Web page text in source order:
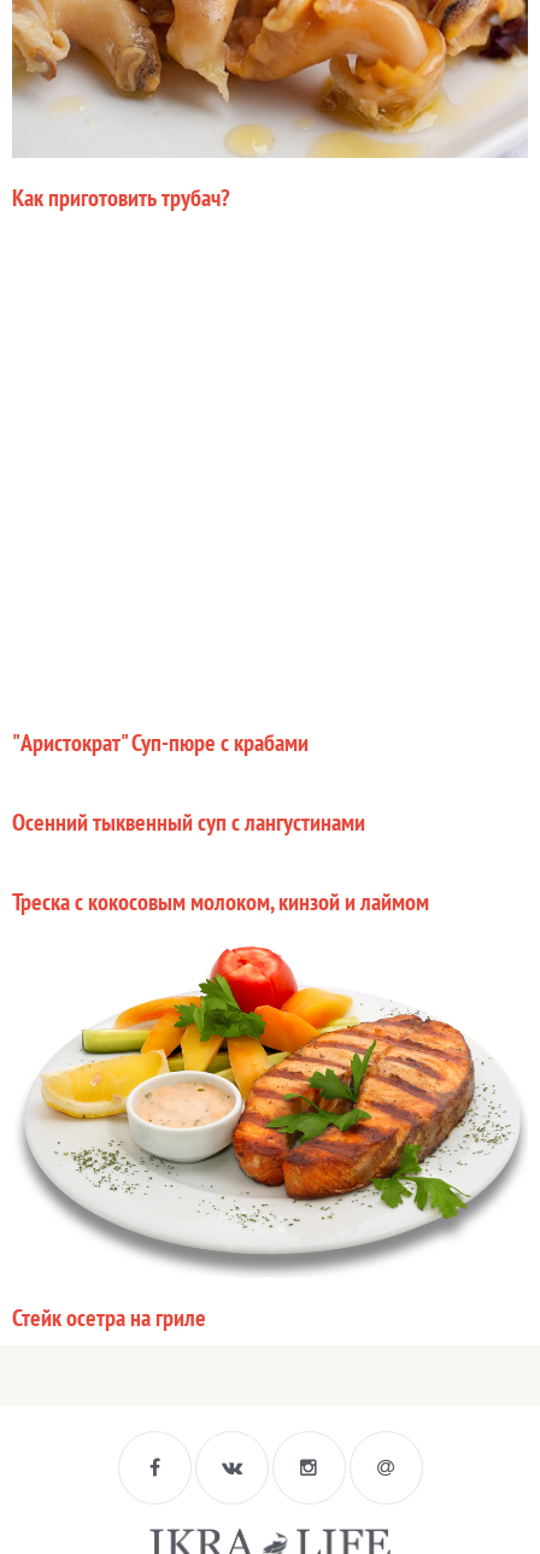
Как приготовить трубач?
"Аристократ" Суп-пюре с крабами
Осенний тыквенный суп с лангустинами
Треска с кокосовым молоком, кинзой и лаймом
Стейк осетра на гриле